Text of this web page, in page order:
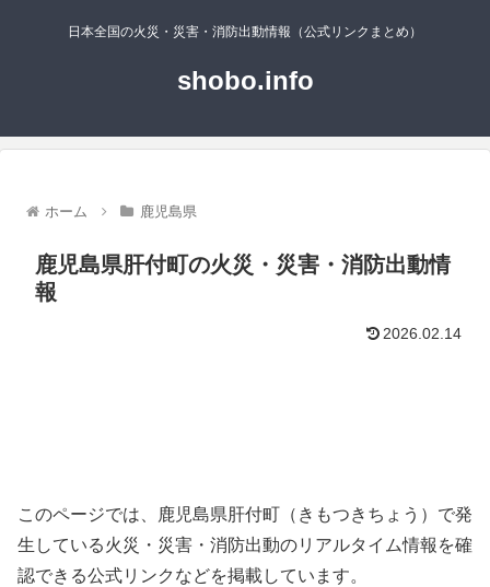
日本全国の火災・災害・消防出動情報（公式リンクまとめ）
shobo.info
ホーム 鹿児島県
鹿児島県肝付町の火災・災害・消防出動情
報
2026.02.14
このページでは、鹿児島県肝付町（きもつきちょう）で発
生している火災・災害・消防出動のリアルタイム情報を確
認できる公式リンクなどを掲載しています。